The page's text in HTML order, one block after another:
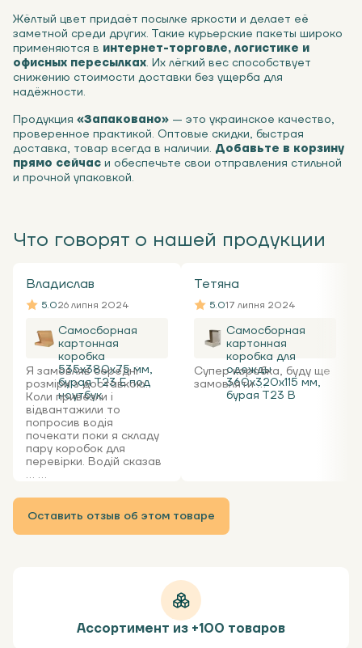
Жёлтый цвет придаёт посылке яркости и делает её
заметной среди других. Такие курьерские пакеты широко
применяются в интернет-торговле, логистике и
офисных пересылках. Их лёгкий вес способствует
снижению стоимости доставки без ущерба для
надёжности.
Продукция «Запаковано» — это украинское качество,
проверенное практикой. Оптовые скидки, быстрая
доставка, товар всегда в наличии. Добавьте в корзину
прямо сейчас и обеспечьте свои отправления стильной
и прочной упаковкой.
Что говорят о нашей продукции
Владислав
5.026 липня 2024
Самосборная
картонная
коробка
535x380x75 мм,
бурая Т23 Е под
ноутбук
Я замовляв середні
розміри з доставкою.
Коли привезли і
відвантажили то
попросив водія
почекати поки я складу
пару коробок для
перевірки. Водій сказав
... ...
Тетяна
5.017 липня 2024
Самосборная
картонная
коробка для
одежды
360х320х115 мм,
бурая Т23 В
Супер коробка, буду ще
замовляти ...
Оставить отзыв об этом товаре
Ассортимент из +100 товаров